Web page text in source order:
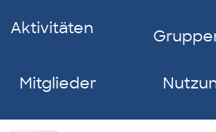
Aktivitäten
Mitglieder